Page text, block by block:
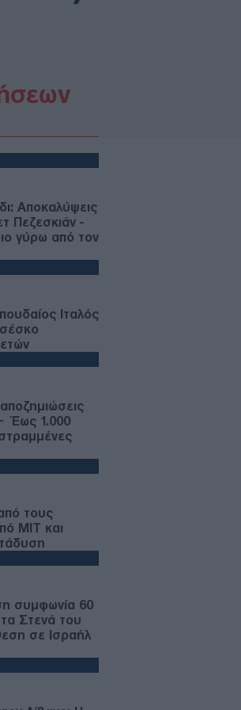
Αποκαλύψεις
Πεζεσκιάν -
γύρω από τον
Ιταλός
ετών
Έως 1.000
τους
MIT και
συμφωνία 60
Στενά του
σε Ισραήλ